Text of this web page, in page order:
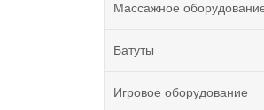
Массажное
Батуты
Игровое оборудование